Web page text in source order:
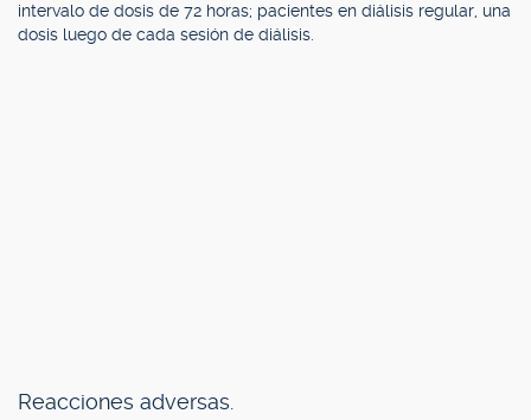
intervalo de dosis de 72 horas; pacientes en diálisis regular, una
dosis luego de cada sesión de diálisis.
Reacciones adversas.